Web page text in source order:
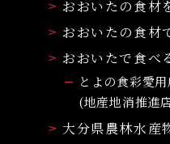
おおいたの食材
おおいたの食材
おおいたで食べ
とよの食彩愛用
(地産地消推進
大分県農林水産